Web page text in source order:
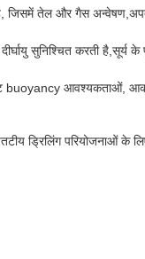
जिसमें तेल और गैस
सुनिश्चित करती है,सूर्य
आवश्यकताओं,
ड्रिलिंग परियोजनाओं के